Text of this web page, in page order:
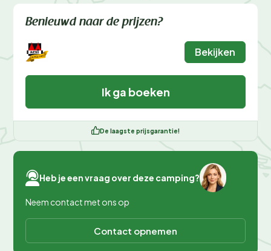
Benieuwd naar de prijzen?
Bekijken
Ik ga boeken
De laagste prijsgarantie!
Heb je een vraag over deze camping?
Neem contact met ons op
Contact opnemen